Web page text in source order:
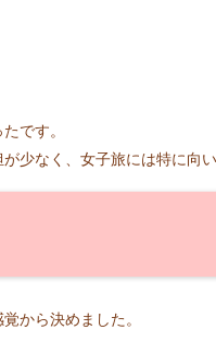
です。
少なく、女子旅には特に向
から決めました。